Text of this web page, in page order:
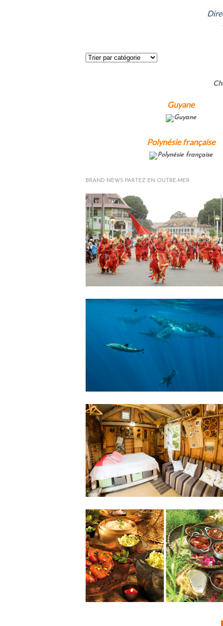
Guyane
Polynésie française
BRAND NEWS PARTEZ EN OUTRE-MER